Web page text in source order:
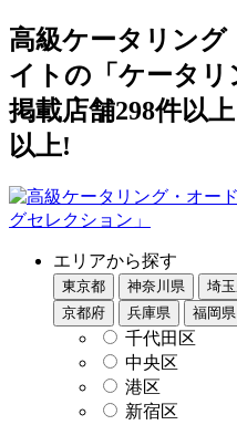
高級ケータリング
イトの「ケータリ
掲載店舗298件以
以上!
エリアから探す
東京都 神奈川県 埼
京都府
兵庫県 福岡県
千代田区
中央区
港区
新宿区